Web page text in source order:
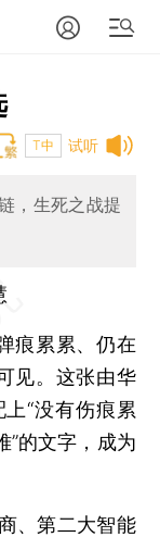
试听
T中
，生死之战提
痕累累、仍在
见。这张由华
“没有伤痕累
”的文字，成为
、第二大智能